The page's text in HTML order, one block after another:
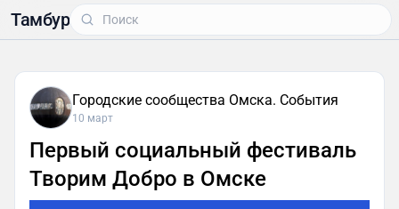
Тамбур
Городские сообщества Омска. События
10 март
Первый социальный фестиваль
Творим Добро в Омске